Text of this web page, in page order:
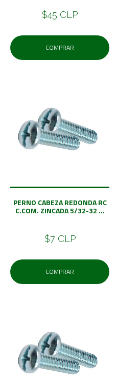
$45 CLP
COMPRAR
PERNO CABEZA REDONDA RC
C.COM. ZINCADA 5/32-32 ...
$7 CLP
COMPRAR